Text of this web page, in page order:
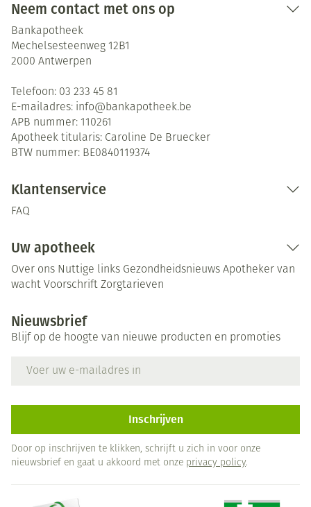
Neem contact met ons op
Bankapotheek
Mechelsesteenweg 12B1
2000 Antwerpen
Telefoon: 03 233 45 81
E-mailadres: info@bankapotheek.be
APB nummer: 110261
Apotheek titularis: Caroline De Bruecker
BTW nummer: BE0840119374
Klantenservice
FAQ
Uw apotheek
Over ons Nuttige links Gezondheidsnieuws Apotheker van
wacht Voorschrift Zorgtarieven
Nieuwsbrief
Blijf op de hoogte van nieuwe producten en promoties
Inschrijven
Door op inschrijven te klikken, schrijft u zich in voor onze
nieuwsbrief en gaat u akkoord met onze privacy policy.